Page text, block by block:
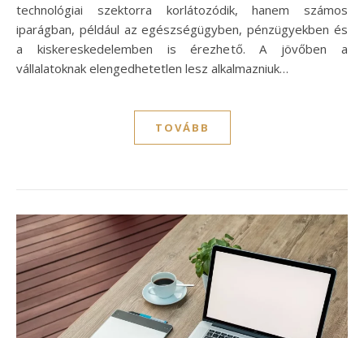
technológiai szektorra korlátozódik, hanem számos
iparágban, például az egészségügyben, pénzügyekben és
a kiskereskedelemben is érezhető. A jövőben a
vállalatoknak elengedhetetlen lesz alkalmazniuk…
TOVÁBB